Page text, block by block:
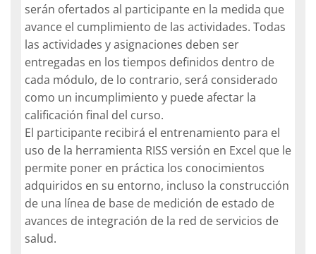
serán ofertados al participante en la medida que
avance el cumplimiento de las actividades. Todas
las actividades y asignaciones deben ser
entregadas en los tiempos definidos dentro de
cada módulo, de lo contrario, será considerado
como un incumplimiento y puede afectar la
calificación final del curso.
El participante recibirá el entrenamiento para el
uso de la herramienta RISS versión en Excel que le
permite poner en práctica los conocimientos
adquiridos en su entorno, incluso la construcción
de una línea de base de medición de estado de
avances de integración de la red de servicios de
salud.